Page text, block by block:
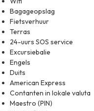
Bagageopslag
Fietsverhuur
Terras
24-uurs SOS service
Excursiebalie
Engels
Duits
American Express
Contanten in lokale valuta
Maestro (PIN)